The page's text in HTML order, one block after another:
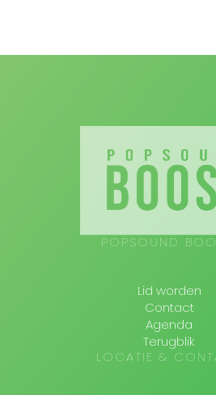
POPSOUND
Lid worden
Contact
Agenda
Terugblik
LOCATIE &